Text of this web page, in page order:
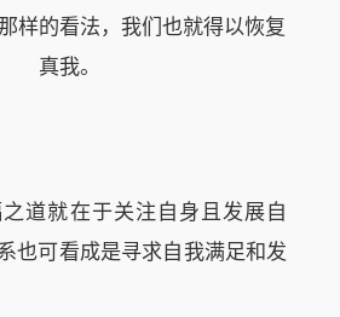
样的看法，我们也就得以恢复
真我。
道就在于关注自身且发展自
也可看成是寻求自我满足和发